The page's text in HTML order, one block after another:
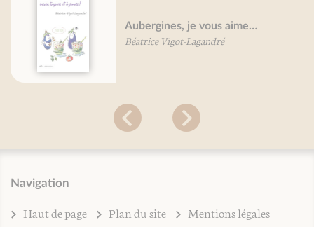
Aubergines, je vous aime…
Béatrice Vigot-Lagandré
Navigation
Haut de page Plan du site
Mentions légales